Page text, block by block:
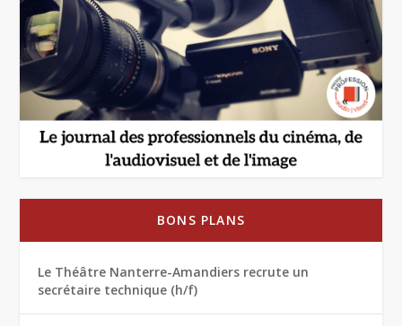
BONS PLANS
Le Théâtre Nanterre-Amandiers recrute un
secrétaire technique (h/f)